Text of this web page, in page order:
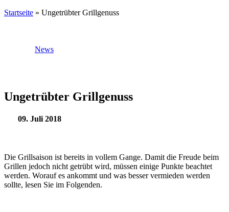
Startseite » Ungetrübter Grillgenuss
News
Ungetrübter Grillgenuss
09. Juli 2018
Die Grillsaison ist bereits in vollem Gange. Damit die Freude beim
Grillen jedoch nicht getrübt wird, müssen einige Punkte beachtet
werden. Worauf es ankommt und was besser vermieden werden
sollte, lesen Sie im Folgenden.